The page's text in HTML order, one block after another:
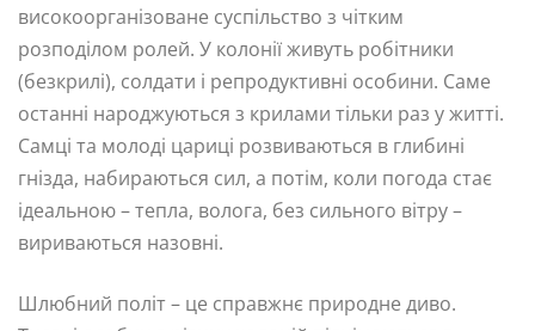
високоорганізоване суспільство з чітким
розподілом ролей. У колонії живуть робітники
(безкрилі), солдати і репродуктивні особини. Саме
останні народжуються з крилами тільки раз у житті.
Самці та молоді цариці розвиваються в глибині
гнізда, набираються сил, а потім, коли погода стає
ідеальною – тепла, волога, без сильного вітру –
вириваються назовні.
Шлюбний політ – це справжнє природне диво.